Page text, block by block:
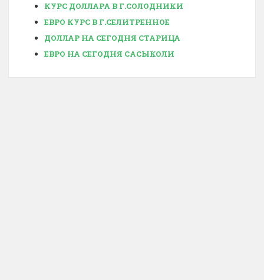
КУРС ДОЛЛАРА В Г.СОЛОДНИКИ
ЕВРО КУРС В Г.СЕЛИТРЕННОЕ
ДОЛЛАР НА СЕГОДНЯ СТАРИЦА
ЕВРО НА СЕГОДНЯ САСЫКОЛИ